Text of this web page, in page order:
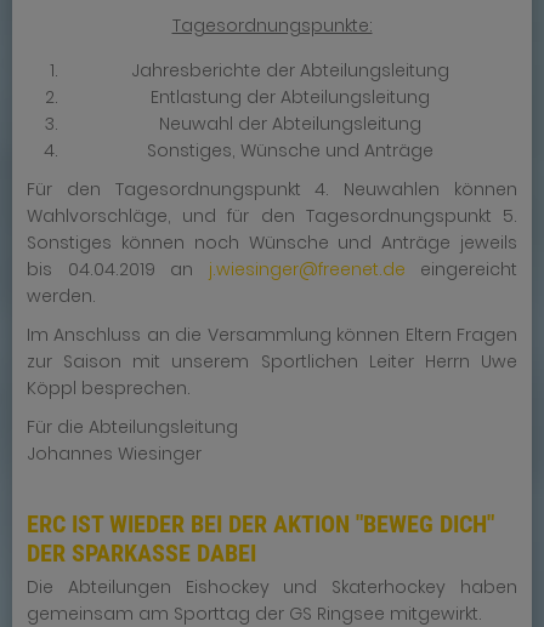
Tagesordnungspunkte:
Jahresberichte der Abteilungsleitung
Entlastung der Abteilungsleitung
Neuwahl der Abteilungsleitung
Sonstiges, Wünsche und Anträge
Für den Tagesordnungspunkt 4. Neuwahlen können
Wahlvorschläge, und für den Tagesordnungspunkt 5.
Sonstiges können noch Wünsche und Anträge jeweils
bis 04.04.2019 an j.wiesinger@freenet.de eingereicht
werden.
Im Anschluss an die Versammlung können Eltern Fragen
zur Saison mit unserem Sportlichen Leiter Herrn Uwe
Köppl besprechen.
Für die Abteilungsleitung
Johannes Wiesinger
ERC IST WIEDER BEI DER AKTION "BEWEG DICH"
DER SPARKASSE DABEI
Die Abteilungen Eishockey und Skaterhockey haben
gemeinsam am Sporttag der GS Ringsee mitgewirkt.